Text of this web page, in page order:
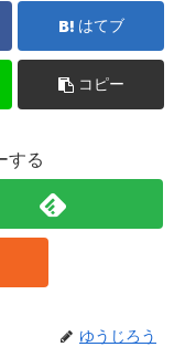
はてブ
コピー
する
ゆうじろう